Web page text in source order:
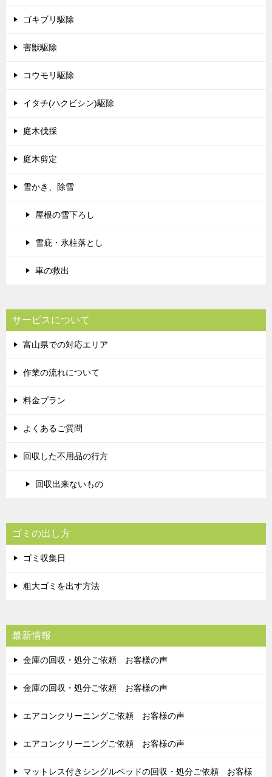
ゴキブリ駆除
害獣駆除
コウモリ駆除
イタチ(ハクビシン)駆除
庭木伐採
庭木剪定
雪かき、除雪
屋根の雪下ろし
雪庇・氷柱落とし
車の救出
サービスについて
富山県での対応エリア
作業の流れについて
料金プラン
よくあるご質問
回収した不用品の行方
回収出来ないもの
ゴミの出し方
ゴミ収集日
粗大ゴミを出す方法
最新情報
金庫の回収・処分ご依頼 お客様の声
金庫の回収・処分ご依頼 お客様の声
エアコンクリーニングご依頼 お客様の声
エアコンクリーニングご依頼 お客様の声
マットレス付きシングルベッドの回収・処分ご依頼 お客様